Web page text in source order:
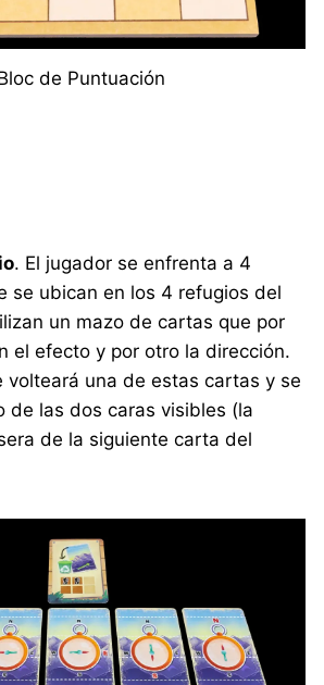
de Puntuación
. El jugador se enfrenta a 4
se ubican en los 4 refugios del
un mazo de cartas que por
el efecto y por otro la dirección.
volteará una de estas cartas y se
de las dos caras visibles (la
de la siguiente carta del